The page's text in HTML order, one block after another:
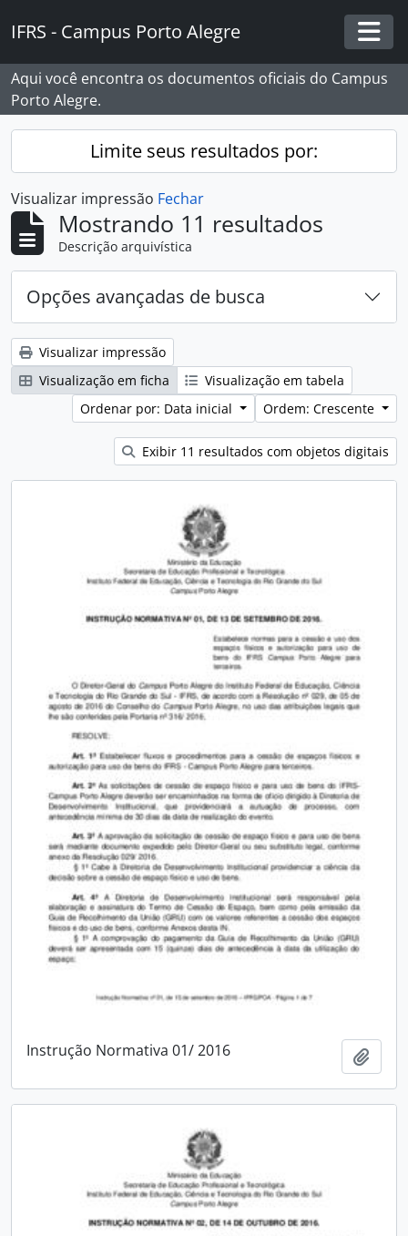
IFRS - Campus Porto Alegre
Aqui você encontra os documentos oficiais do Campus
Porto Alegre.
Limite seus resultados por:
Visualizar impressão Fechar
Mostrando 11 resultados
Descrição arquivística
Opções avançadas de busca
Visualizar impressão
Visualização em ficha
Visualização em tabela
Ordenar por: Data inicial
Ordem: Crescente
Exibir 11 resultados com objetos digitais
Instrução Normativa 01/ 2016